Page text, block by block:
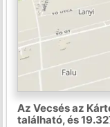
Az Vecsés az
található, és